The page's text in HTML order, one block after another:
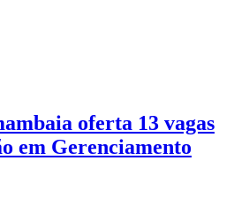
oferta 13 vagas
em Gerenciamento